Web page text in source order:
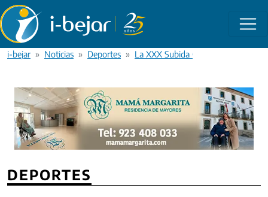
Pasar al contenido principal
i-bejar Noticias Deportes La XXX Subida Charra volverá a
DEPORTES